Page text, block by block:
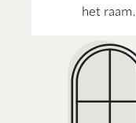
het raam.